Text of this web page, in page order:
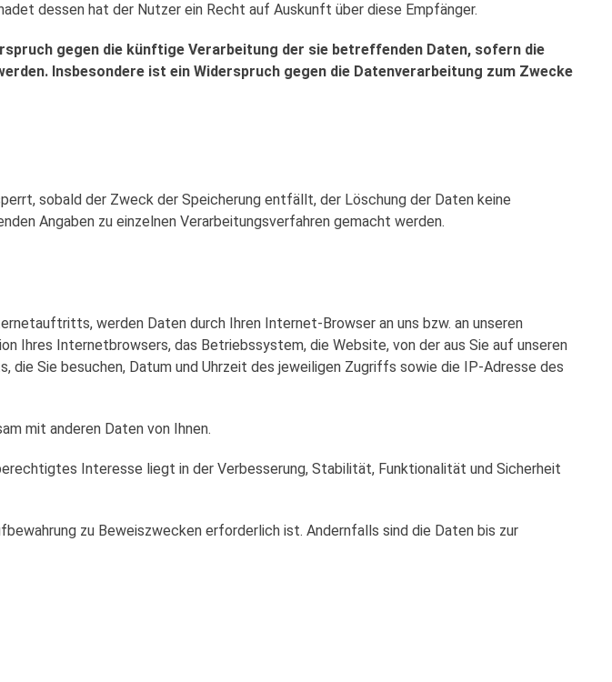
dessen hat der Nutzer ein Recht auf Auskunft über diese Empfänger.
gegen die künftige Verarbeitung der sie betreffenden Daten, sofern die
Insbesondere ist ein Widerspruch gegen die Datenverarbeitung zum Zwecke
sobald der Zweck der Speicherung entfällt, der Löschung der Daten keine
Angaben zu einzelnen Verarbeitungsverfahren gemacht werden.
werden Daten durch Ihren Internet-Browser an uns bzw. an unseren
Ihres Internetbrowsers, das Betriebssystem, die Website, von der aus Sie auf unseren
Sie besuchen, Datum und Uhrzeit des jeweiligen Zugriffs sowie die IP-Adresse des
mit anderen Daten von Ihnen.
Interesse liegt in der Verbesserung, Stabilität, Funktionalität und Sicherheit
zu Beweiszwecken erforderlich ist. Andernfalls sind die Daten bis zur